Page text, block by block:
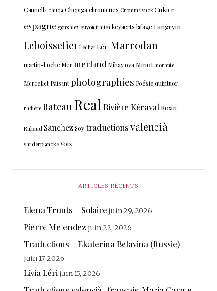
Cannella cauda Chepigachroniques Crommelynck Cukier
espagne gonzález guyon italien keyaerts lafage Langevin
Leboissetier Lechat Léri Marrodan
martin-boche Mermerland Mihaylova Minot morante
Morcellet Paisantphotographies Poésie quintuor
radière RateauReal Rivière Kéraval Rosin
Ruhaud SanchezSoytraductionsvalencià
vanderplancke Voix
ARTICLES RÉCENTS
Elena Truuts – Solaire juin 29, 2026
Pierre Melendez juin 22, 2026
Traductions – Ekaterina Belavina (Russie)
juin 17, 2026
Livia Léri juin 15, 2026